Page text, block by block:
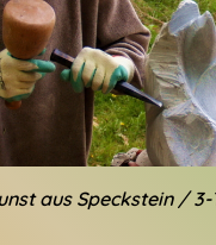
aus Speckstein / 3-